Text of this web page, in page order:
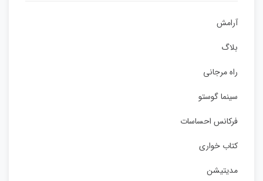
آرامش
بلاگ
راه مرجانی
سینما گوستو
فرکانس احساسات
کتاب خواری
مدیتیشن